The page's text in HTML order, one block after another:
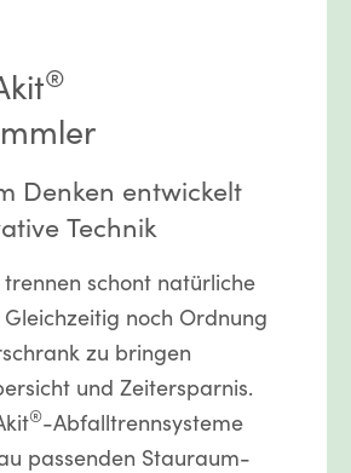
®
Denken entwickelt
Technik
schont natürliche
Gleichzeitig noch Ordnung
zu bringen
und Zeitersparnis.
®-Abfalltrennsysteme
passenden Stauraum-